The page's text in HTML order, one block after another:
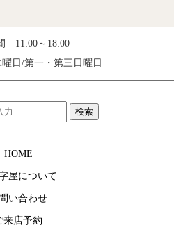
11:00～18:00
日/第一・第三日曜日
検索
HOME
屋について
い合わせ
来店予約